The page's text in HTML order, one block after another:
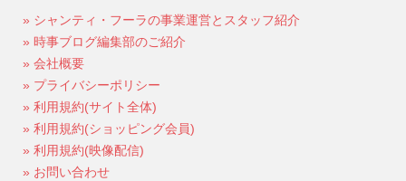
» シャンティ・フーラの事業運営とスタッフ紹介
» 時事ブログ編集部のご紹介
» 会社概要
» プライバシーポリシー
» 利用規約(サイト全体)
» 利用規約(ショッピング会員)
» 利用規約(映像配信)
» お問い合わせ